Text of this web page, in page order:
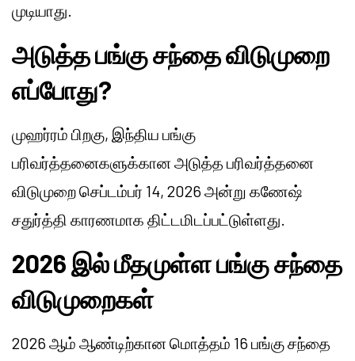
முடியாது.
அடுத்த பங்கு சந்தை விடுமுறை
எப்போது?
முஹர்ரம் பிறகு, இந்திய பங்கு
பரிவர்த்தனைகளுக்கான அடுத்த பரிவர்த்தனை
விடுமுறை செப்டம்பர் 14, 2026 அன்று கணேஷ்
சதுர்த்தி காரணமாக திட்டமிடப்பட்டுள்ளது.
2026 இல் மீதமுள்ள பங்கு சந்தை
விடுமுறைகள்
2026 ஆம் ஆண்டிற்கான மொத்தம் 16 பங்கு சந்தை